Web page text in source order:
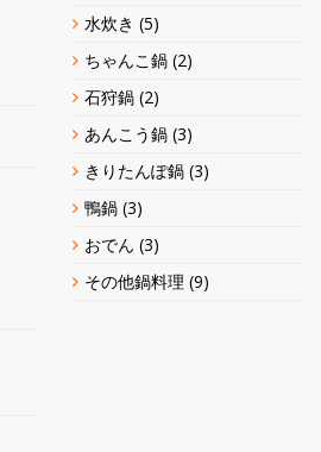
水炊き (5)
ちゃんこ鍋 (2)
石狩鍋 (2)
あんこう鍋 (3)
きりたんぽ鍋 (3)
鴨鍋 (3)
おでん (3)
その他鍋料理 (9)